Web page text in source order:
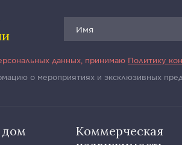
данных, принимаю Политику
о мероприятиях и эксклюзивных
дом
Коммерческая